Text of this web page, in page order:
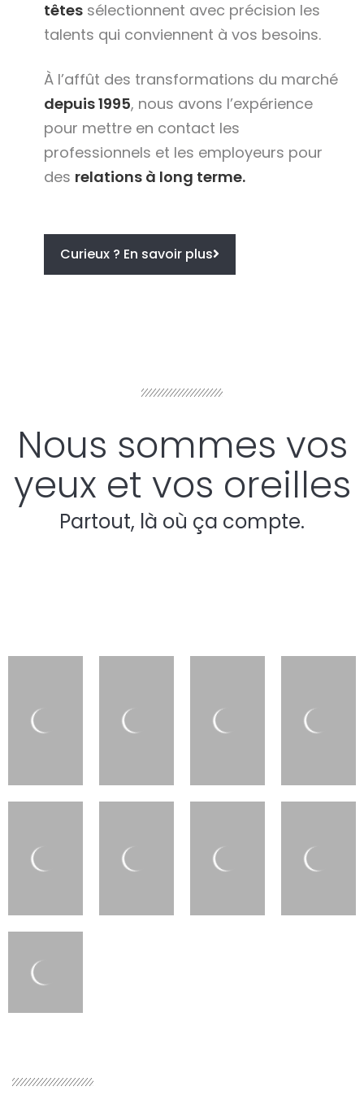
têtessélectionnent avec précision les
talents qui conviennent à vos besoins.
À l’affût des transformations du marché
depuis 1995, nous avons l’expérience
pour mettre en contact les
professionnels et les employeurs pour
des relations à long terme.
Curieux ? En savoir plus
Nous sommes vos
yeux et vos oreilles
Partout, là où ça compte.